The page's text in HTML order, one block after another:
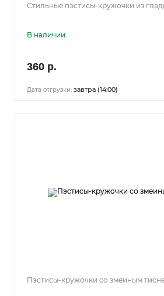
Стильные пэстисы-кружочки из
В наличии
360 р.
Дата отгрузки: завтра (14:00)
Пэстисы-кружочки со змеиным